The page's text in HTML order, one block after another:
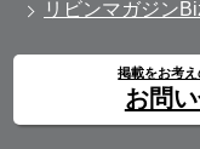
リビンマガジン
掲載をお考
お問